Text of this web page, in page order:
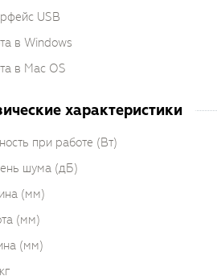
USB
в Windows
в Mac OS
характеристики
при работе (Вт)
шума (дБ)
(мм)
(мм)
(мм)